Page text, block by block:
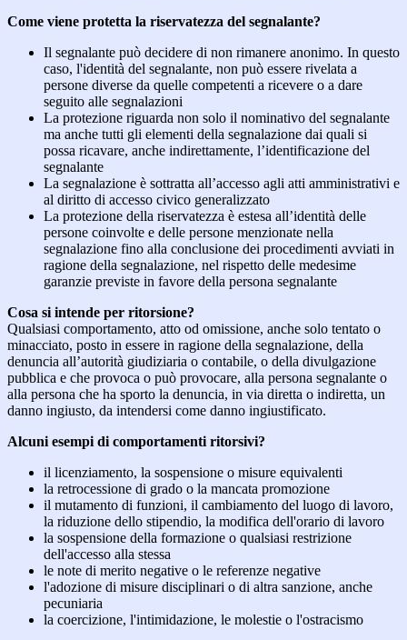
Come viene protetta la riservatezza del segnalante?
Il segnalante può decidere di non rimanere anonimo. In questo
caso, l'identità del segnalante, non può essere rivelata a
persone diverse da quelle competenti a ricevere o a dare
seguito alle segnalazioni
La protezione riguarda non solo il nominativo del segnalante
ma anche tutti gli elementi della segnalazione dai quali si
possa ricavare, anche indirettamente, l’identificazione del
segnalante
La segnalazione è sottratta all’accesso agli atti amministrativi e
al diritto di accesso civico generalizzato
La protezione della riservatezza è estesa all’identità delle
persone coinvolte e delle persone menzionate nella
segnalazione fino alla conclusione dei procedimenti avviati in
ragione della segnalazione, nel rispetto delle medesime
garanzie previste in favore della persona segnalante
Cosa si intende per ritorsione?
Qualsiasi comportamento, atto od omissione, anche solo tentato o
minacciato, posto in essere in ragione della segnalazione, della
denuncia all’autorità giudiziaria o contabile, o della divulgazione
pubblica e che provoca o può provocare, alla persona segnalante o
alla persona che ha sporto la denuncia, in via diretta o indiretta, un
danno ingiusto, da intendersi come danno ingiustificato.
Alcuni esempi di comportamenti ritorsivi?
il licenziamento, la sospensione o misure equivalenti
la retrocessione di grado o la mancata promozione
il mutamento di funzioni, il cambiamento del luogo di lavoro,
la riduzione dello stipendio, la modifica dell'orario di lavoro
la sospensione della formazione o qualsiasi restrizione
dell'accesso alla stessa
le note di merito negative o le referenze negative
l'adozione di misure disciplinari o di altra sanzione, anche
pecuniaria
la coercizione, l'intimidazione, le molestie o l'ostracismo